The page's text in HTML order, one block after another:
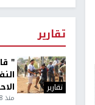
تقارير
تقارير
"
منذ 8 ثواني